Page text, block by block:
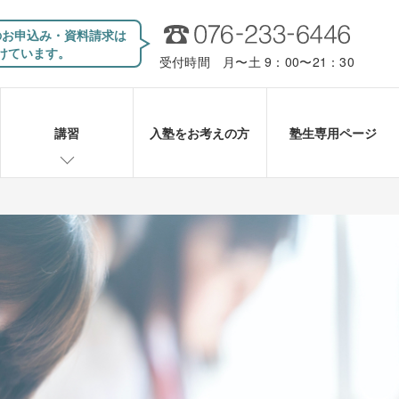
申込み・資料請求は
います。
受付時間 月〜土 9：00〜21：30
講習 入塾をお考えの方 塾生専用ページ